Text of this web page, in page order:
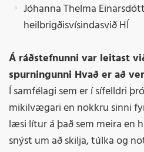
Jóhanna Thelma
heilbrigðisvísindasvið HÍ
Á ráðstefnunni var leitast
spurningunni Hvað er að
Í samfélagi sem er í sífelldri
mikilvægari en nokkru sinni
læsi lítur á það sem meira
snýst um að skilja, túlka og